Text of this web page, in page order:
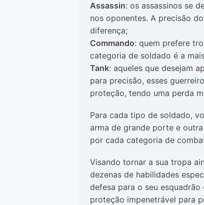
Assassin: os assassinos se
nos oponentes. A precisão
diferença;
Commando: quem prefere
categoria de soldado é a
Tank: aqueles que desejam
para precisão, esses
proteção, tendo uma perda
Para cada tipo de soldado,
arma de grande porte e
por cada categoria de
Visando tornar a sua tropa
dezenas de habilidades
defesa para o seu
proteção impenetrável para